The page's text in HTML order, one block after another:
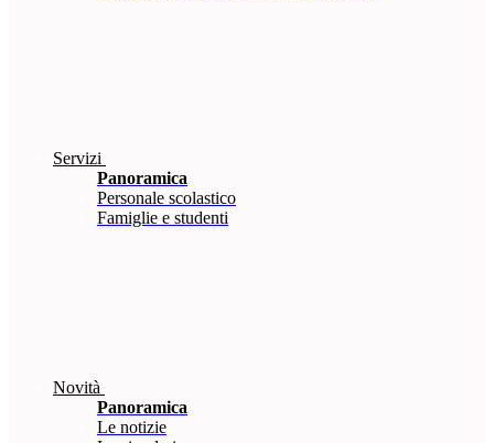
Servizi
Panoramica
Personale scolastico
Famiglie e studenti
Novità
Panoramica
Le notizie